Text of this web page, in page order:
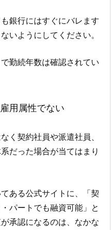
銀行にはすぐにバレます
いようにしてください。
勤続年数は確認されてい
用属性でない
く契約社員や派遣社員、
だった場合が当てはまり
ある公式サイトに、「契
パートでも融資可能」と
承認になるのは、なかな